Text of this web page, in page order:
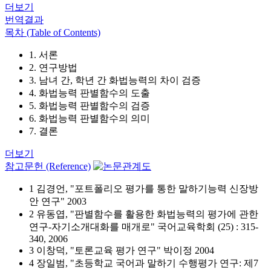
더보기
번역결과
목차 (Table of Contents)
1. 서론
2. 연구방법
3. 남녀 간, 학년 간 화법능력의 차이 검증
4. 화법능력 판별함수의 도출
5. 화법능력 판별함수의 검증
6. 화법능력 판별함수의 의미
7. 결론
더보기
참고문헌 (Reference)
1 김경언, "포트폴리오 평가를 통한 말하기능력 신장방
안 연구" 2003
2 유동엽, "판별함수를 활용한 화법능력의 평가에 관한
연구-자기소개대화를 매개로" 국어교육학회 (25) : 315-
340, 2006
3 이창덕, "토론교육 평가 연구" 박이정 2004
4 장일범, "초등학교 국어과 말하기 수행평가 연구: 제7